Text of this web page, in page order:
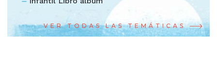
VER TODAS LAS TEMÁTICAS